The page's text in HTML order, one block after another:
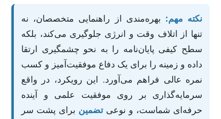
نکته مهم: بهره‌مندی از راهنمایی متخصصان، نه
تنها از اتلاف وقت و انرژی جلوگیری می‌کند، بلکه
سطح کیفی پایان‌نامه را به نحو چشمگیری ارتقا
داده و زمینه را برای یک دفاع موفقیت‌آمیز و کسب
نمره عالی فراهم می‌آورد. این رویکرد، در واقع
سرمایه‌گذاری بر روی موفقیت علمی و آینده
حرفه‌ای شماست، و نوعی تضمین برای پشت سر